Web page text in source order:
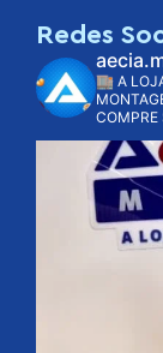
Redes
🏬 A